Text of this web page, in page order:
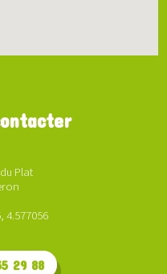
Plat
4.577056
29 88